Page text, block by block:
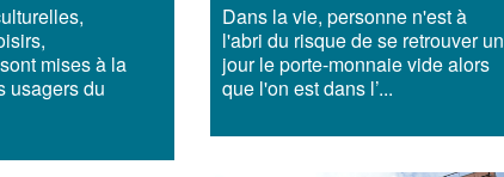
mises à la
usagers du
Dans la vie, personne n'est à
l'abri du risque de se retrouver un
jour le porte-monnaie vide alors
que l'on est dans l’...